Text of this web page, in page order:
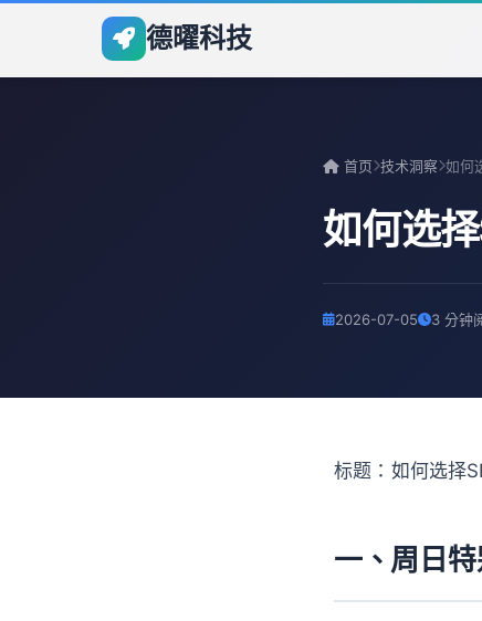
德曜科技
首页 技术洞察
如何选
2026-07-05 3 分钟
标题：如何选择
一、周日